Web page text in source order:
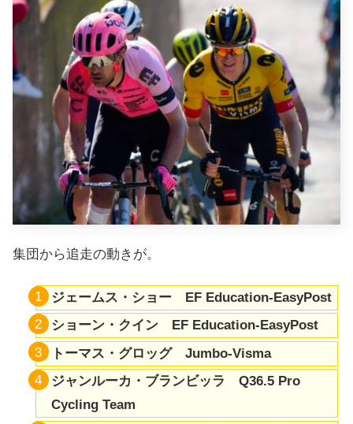
集団から追走の動きが。
ジェームス・ショー EF Education-EasyPost
ショーン・クイン EF Education-EasyPost
トーマス・グロッグ Jumbo-Visma
ジャンルーカ・ブランビッラ Q36.5 Pro
Cycling Team